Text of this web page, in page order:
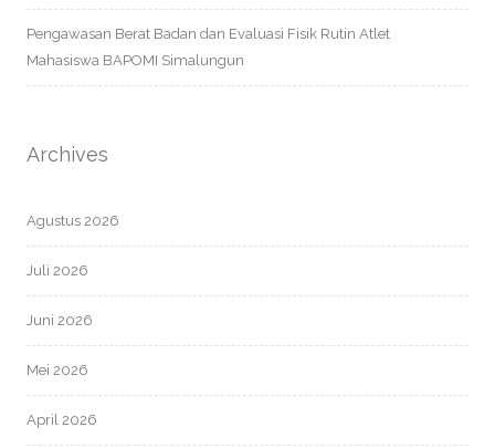
Pengawasan Berat Badan dan Evaluasi Fisik Rutin Atlet
Mahasiswa BAPOMI Simalungun
Archives
Agustus 2026
Juli 2026
Juni 2026
Mei 2026
April 2026